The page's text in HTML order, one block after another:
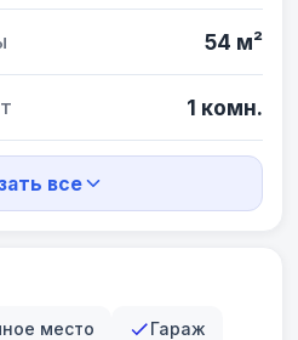
54 м²
1 комн.
все
место Гараж